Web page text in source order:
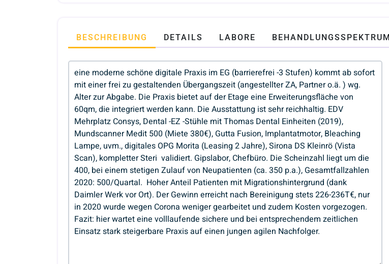
BESCHREIBUNG DETAILS LABORE BEHANDLUNGSSPEKTRUM